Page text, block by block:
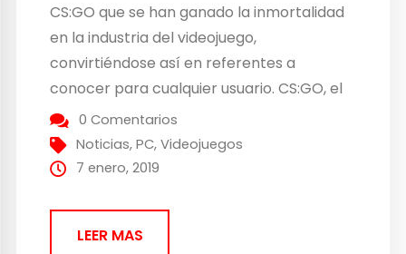
CS:GO que se han ganado la inmortalidad
en la industria del videojuego,
convirtiéndose así en referentes a
conocer para cualquier usuario. CS:GO, el
shooter táctico de Valve, ha batido su
propio récord de jugadores durante el
mes de diciembre tras su paso al
0 Comentarios
Noticias,PC,Videojuegos
7 enero, 2019
LEER MAS